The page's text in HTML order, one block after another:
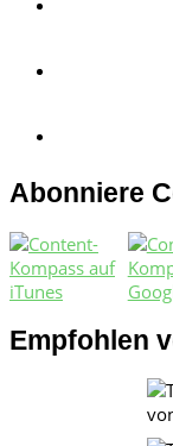
Abonniere
Empfohlen